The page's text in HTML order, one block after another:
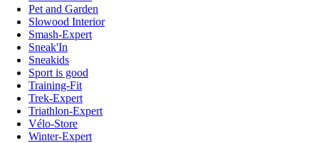
Pet and Garden
Slowood Interior
Smash-Expert
Sneak'In
Sneakids
Sport is good
Training-Fit
Trek-Expert
Triathlon-Expert
Vélo-Store
Winter-Expert